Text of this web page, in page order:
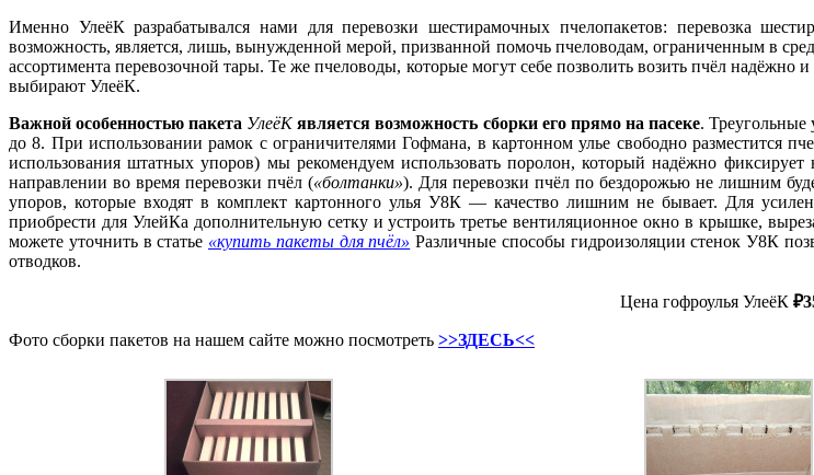
Именно УлеёК разрабатывался нами для перевозки шестирамочных пчелопакетов: перевозка
возможность, является, лишь, вынужденной мерой, призванной помочь пчеловодам, ограниченным в
ассортимента перевозочной тары. Те же пчеловоды, которые могут себе позволить возить пчёл надёжно
выбирают УлеёК.
Важной особенностью пакета УлеёК является возможность сборки его прямо на пасеке. Треугольные
до 8. При использовании рамок с ограничителями Гофмана, в картонном улье свободно разместится
использования штатных упоров) мы рекомендуем использовать поролон, который надёжно
направлении во время перевозки пчёл («болтанки»). Для перевозки пчёл по бездорожью не лишним
упоров, которые входят в комплект картонного улья У8К — качество лишним не бывает. Для
приобрести для УлейКа дополнительную сетку и устроить третье вентиляционное окно в крышке,
можете уточнить в статье «купить пакеты для пчёл» Различные способы гидроизоляции стенок У8К
отводков.
Цена гофроулья УлеёК
Фото сборки пакетов на нашем сайте можно посмотреть >>ЗДЕСЬ<<